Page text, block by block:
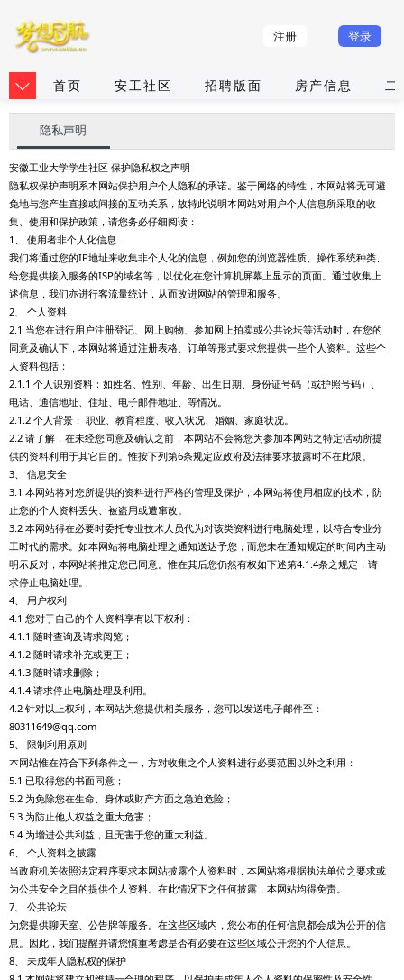
注册 登录
首页 安工社区 招聘版面 房产信息 二
隐私声明
安徽工业大学学生社区 保护隐私权之声明
隐私权保护声明系本网站保护用户个人隐私的承诺。鉴于网络的特性，本网站将无可避
免地与您产生直接或间接的互动关系，故特此说明本网站对用户个人信息所采取的收
集、使用和保护政策，请您务必仔细阅读：
1、 使用者非个人化信息
我们将通过您的IP地址来收集非个人化的信息，例如您的浏览器性质、操作系统种类、
给您提供接入服务的ISP的域名等，以优化在您计算机屏幕上显示的页面。通过收集上
述信息，我们亦进行客流量统计，从而改进网站的管理和服务。
2、 个人资料
2.1 当您在进行用户注册登记、网上购物、参加网上拍卖或公共论坛等活动时，在您的
同意及确认下，本网站将通过注册表格、订单等形式要求您提供一些个人资料。这些个
人资料包括：
2.1.1 个人识别资料：如姓名、性别、年龄、出生日期、身份证号码（或护照号码）、
电话、通信地址、住址、电子邮件地址、等情况。
2.1.2 个人背景： 职业、教育程度、收入状况、婚姻、家庭状况。
2.2 请了解，在未经您同意及确认之前，本网站不会将您为参加本网站之特定活动所提
供的资料利用于其它目的。惟按下列第6条规定应政府及法律要求披露时不在此限。
3、 信息安全
3.1 本网站将对您所提供的资料进行严格的管理及保护，本网站将使用相应的技术，防
止您的个人资料丢失、被盗用或遭窜改。
3.2 本网站得在必要时委托专业技术人员代为对该类资料进行电脑处理，以符合专业分
工时代的需求。如本网站将电脑处理之通知送达予您，而您未在通知规定的时间内主动
明示反对，本网站将推定您已同意。惟在其后您仍然有权如下述第4.1.4条之规定，请
求停止电脑处理。
4、 用户权利
4.1 您对于自己的个人资料享有以下权利：
4.1.1 随时查询及请求阅览；
4.1.2 随时请求补充或更正；
4.1.3 随时请求删除；
4.1.4 请求停止电脑处理及利用。
4.2 针对以上权利，本网站为您提供相关服务，您可以发送电子邮件至：
80311649@qq.com
5、 限制利用原则
本网站惟在符合下列条件之一，方对收集之个人资料进行必要范围以外之利用：
5.1 已取得您的书面同意；
5.2 为免除您在生命、身体或财产方面之急迫危险；
5.3 为防止他人权益之重大危害；
5.4 为增进公共利益，且无害于您的重大利益。
6、 个人资料之披露
当政府机关依照法定程序要求本网站披露个人资料时，本网站将根据执法单位之要求或
为公共安全之目的提供个人资料。在此情况下之任何披露，本网站均得免责。
7、 公共论坛
为您提供聊天室、公告牌等服务。在这些区域内，您公布的任何信息都会成为公开的信
息。因此，我们提醒并请您慎重考虑是否有必要在这些区域公开您的个人信息。
8、 未成年人隐私权的保护